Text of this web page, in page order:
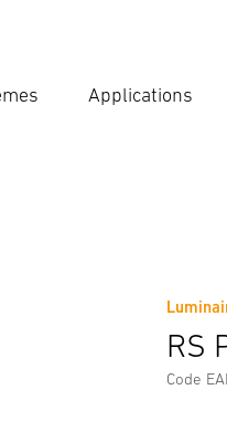
Applications
RS
Code
de Sécurité et